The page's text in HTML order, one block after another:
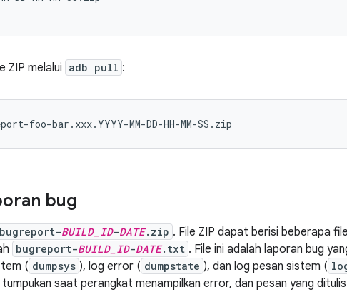
ZIP melalui adb pull :
bug
bugreport-BUILD_ID-DATE.zip . File ZIP dapat berisi beberapa
bugreport-BUILD_ID-DATE.txt . File ini adalah laporan bug
( dumpsys ), log error ( dumpstate ), dan log pesan sistem (
saat perangkat menampilkan error, dan pesan yang